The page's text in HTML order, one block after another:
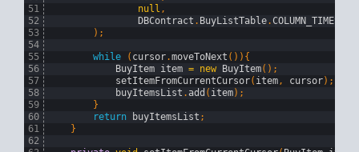
51
52
53
54
55
56
57
58
59
60
61
62
null ,
DBContract . BuyListTable.
) ;
while ( cursor.moveToNext ( ) ) {
BuyItem item = new BuyItem( ) ;
setItemFromCurrentCursor( item, cursor) ;
buyItemsList . add ( item) ;
}
return
buyItemsList ;
}